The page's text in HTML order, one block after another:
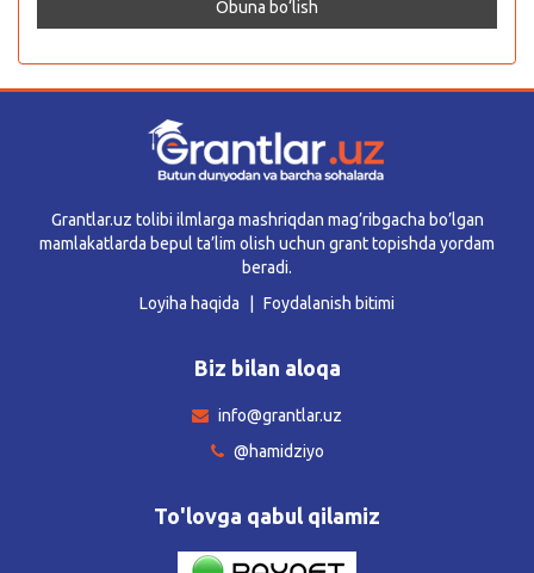
Grantlar.uz tolibi ilmlarga mashriqdan mag’ribgacha bo’lgan
mamlakatlarda bepul ta’lim olish uchun grant topishda yordam
beradi.
Loyiha haqida
Foydalanish bitimi
Biz bilan aloqa
info@grantlar.uz
@hamidziyo
To'lovga qabul qilamiz